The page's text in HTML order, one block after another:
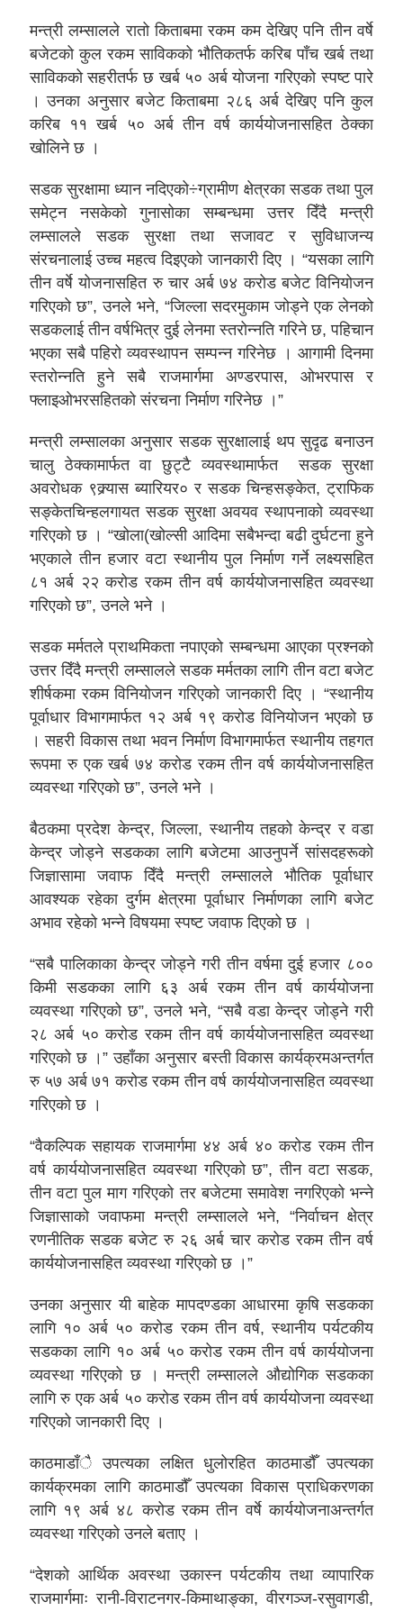
मन्त्री लम्सालले रातो किताबमा रकम कम देखिए पनि तीन वर्षे
बजेटको कुल रकम साविकको भौतिकतर्फ करिब पाँच खर्ब तथा
साविकको सहरीतर्फ छ खर्ब ५० अर्ब योजना गरिएको स्पष्ट पारे
। उनका अनुसार बजेट किताबमा २८६ अर्ब देखिए पनि कुल
करिब ११ खर्ब ५० अर्ब तीन वर्ष कार्ययोजनासहित ठेक्का
खोलिने छ ।
सडक सुरक्षामा ध्यान नदिएको÷ग्रामीण क्षेत्रका सडक तथा पुल
समेट्न नसकेको गुनासोका सम्बन्धमा उत्तर दिँदै मन्त्री
लम्सालले सडक सुरक्षा तथा सजावट र सुविधाजन्य
संरचनालाई उच्च महत्व दिइएको जानकारी दिए । “यसका लागि
तीन वर्षे योजनासहित रु चार अर्ब ७४ करोड बजेट विनियोजन
गरिएको छ”, उनले भने, “जिल्ला सदरमुकाम जोड्ने एक लेनको
सडकलाई तीन वर्षभित्र दुई लेनमा स्तरोन्नति गरिने छ, पहिचान
भएका सबै पहिरो व्यवस्थापन सम्पन्न गरिनेछ । आगामी दिनमा
स्तरोन्नति हुने सबै राजमार्गमा अण्डरपास, ओभरपास र
फ्लाइओभरसहितको संरचना निर्माण गरिनेछ ।”
मन्त्री लम्सालका अनुसार सडक सुरक्षालाई थप सुदृढ बनाउन
चालु ठेक्कामार्फत वा छुट्टै व्यवस्थामार्फत सडक सुरक्षा
अवरोधक ९क्र्यास ब्यारियर० र सडक चिन्हसङ्केत, ट्राफिक
सङ्केतचिन्हलगायत सडक सुरक्षा अवयव स्थापनाको व्यवस्था
गरिएको छ । “खोला(खोल्सी आदिमा सबैभन्दा बढी दुर्घटना हुने
भएकाले तीन हजार वटा स्थानीय पुल निर्माण गर्ने लक्ष्यसहित
८१ अर्ब २२ करोड रकम तीन वर्ष कार्ययोजनासहित व्यवस्था
गरिएको छ”, उनले भने ।
सडक मर्मतले प्राथमिकता नपाएको सम्बन्धमा आएका प्रश्नको
उत्तर दिँदै मन्त्री लम्सालले सडक मर्मतका लागि तीन वटा बजेट
शीर्षकमा रकम विनियोजन गरिएको जानकारी दिए । “स्थानीय
पूर्वाधार विभागमार्फत १२ अर्ब १९ करोड विनियोजन भएको छ
। सहरी विकास तथा भवन निर्माण विभागमार्फत स्थानीय तहगत
रूपमा रु एक खर्ब ७४ करोड रकम तीन वर्ष कार्ययोजनासहित
व्यवस्था गरिएको छ”, उनले भने ।
बैठकमा प्रदेश केन्द्र, जिल्ला, स्थानीय तहको केन्द्र र वडा
केन्द्र जोड्ने सडकका लागि बजेटमा आउनुपर्ने सांसदहरूको
जिज्ञासामा जवाफ दिँदै मन्त्री लम्सालले भौतिक पूर्वाधार
आवश्यक रहेका दुर्गम क्षेत्रमा पूर्वाधार निर्माणका लागि बजेट
अभाव रहेको भन्ने विषयमा स्पष्ट जवाफ दिएको छ ।
“सबै पालिकाका केन्द्र जोड्ने गरी तीन वर्षमा दुई हजार ८००
किमी सडकका लागि ६३ अर्ब रकम तीन वर्ष कार्ययोजना
व्यवस्था गरिएको छ”, उनले भने, “सबै वडा केन्द्र जोड्ने गरी
२८ अर्ब ५० करोड रकम तीन वर्ष कार्ययोजनासहित व्यवस्था
गरिएको छ ।” उहाँका अनुसार बस्ती विकास कार्यक्रमअन्तर्गत
रु ५७ अर्ब ७१ करोड रकम तीन वर्ष कार्ययोजनासहित व्यवस्था
गरिएको छ ।
“वैकल्पिक सहायक राजमार्गमा ४४ अर्ब ४० करोड रकम तीन
वर्ष कार्ययोजनासहित व्यवस्था गरिएको छ”, तीन वटा सडक,
तीन वटा पुल माग गरिएको तर बजेटमा समावेश नगरिएको भन्ने
जिज्ञासाको जवाफमा मन्त्री लम्सालले भने, “निर्वाचन क्षेत्र
रणनीतिक सडक बजेट रु २६ अर्ब चार करोड रकम तीन वर्ष
कार्ययोजनासहित व्यवस्था गरिएको छ ।”
उनका अनुसार यी बाहेक मापदण्डका आधारमा कृषि सडकका
लागि १० अर्ब ५० करोड रकम तीन वर्ष, स्थानीय पर्यटकीय
सडकका लागि १० अर्ब ५० करोड रकम तीन वर्ष कार्ययोजना
व्यवस्था गरिएको छ । मन्त्री लम्सालले औद्योगिक सडकका
लागि रु एक अर्ब ५० करोड रकम तीन वर्ष कार्ययोजना व्यवस्था
गरिएको जानकारी दिए ।
काठमाडाँै उपत्यका लक्षित धुलोरहित काठमाडौँ उपत्यका
कार्यक्रमका लागि काठमाडौँ उपत्यका विकास प्राधिकरणका
लागि १९ अर्ब ४८ करोड रकम तीन वर्षे कार्ययोजनाअन्तर्गत
व्यवस्था गरिएको उनले बताए ।
“देशको आर्थिक अवस्था उकास्न पर्यटकीय तथा व्यापारिक
राजमार्गमाः रानी-विराटनगर-किमाथाङ्का, वीरगञ्ज-रसुवागडी,